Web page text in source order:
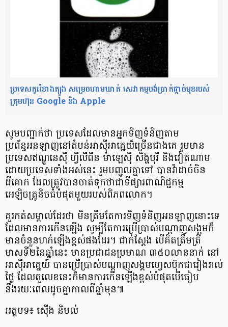
ប្រទេសកូរ៉េខាងត្បូង សម្រេចហាមឃាត់ សេវាកម្មបង់ប្រាក់ផ្តាច់មុខរបស់
ក្រុមហ៊ុន Google និង Apple
សូមបញ្ជាក់ថា ប្រទេសដែលមានអ្នកទិញទំនិញតាម
ប្រព័ន្ធអនឡាញនៅតំបន់អាស៊ីអាគ្នេយ៏ច្រើនជាងគេ រួមមាន
ប្រទេសឥណ្ឌូនេស៊ី ហ្វីលីពីន ម៉ាឡេស៊ី សិង្ហបុរី និងវៀតណាម
ដោយប្រទេសទាំងអស់នេះ រួមបញ្ជូលគ្នាទៅ បានវ៉ាដាច់ចិន
ដីគោក ដែលត្រូវបានចាត់ទុកថាជាទីផ្សារពាណិជ្ជកម្ម
អេឡិចត្រូនិចធំបំផុតមួយរបស់ពិភពលោក។
គួរកត់សម្គាល់ដែរថា មិនត្រឹមតែការទិញទំនិញអនឡាញនោះទេ
ដែលមានការកើនឡើង សូម្បីតែការប្រើប្រាស់បណ្តាញសង្គមក៏
មានចំនួនហក់ឡើងខ្ពស់ផងដែរ។ ជាក់ស្តែង បើគិតត្រឹមត្រី
មាសទី២នៃឆ្នាំនេះ មានប្រជាជនប្រមាណ ៣៥០លាននាក់ នៅ
អាស៊ីអាគ្នេយ៍ បានប្រើប្រាស់បណ្តាញសង្គមហ្វេសប៊ុកជារៀងរាល់
ថ្ងៃ ដែលតួលេខនេះក៏មានការកើនឡើងខ្ពស់បំផុតបើធៀប
នឹងរយៈពេលដូចគ្នាកាលពីឆ្នាំមុន៕
អត្ថបទ៖ ស៊ើង​ និមល់